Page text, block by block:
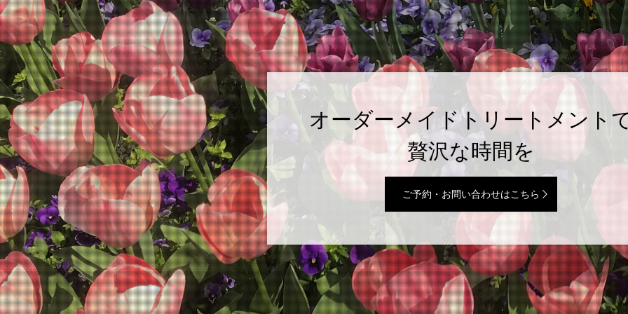
オーダーメイドトリートメント
贅沢な時間を
ご予約・お問い合わせはこちら